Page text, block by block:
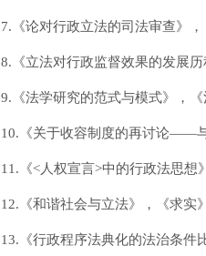
7.《论对行政立法的司法审查》
8.《立法对行政监督效果的发展
9.《法学研究的范式与模式》，《
10.《关于收容制度的再讨论——
11.《<人权宣言>中的行政法思想
12.《和谐社会与立法》，《求实
13.《行政程序法典化的法治条件